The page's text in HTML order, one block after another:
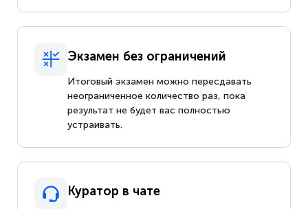
Экзамен без ограничений
Итоговый экзамен можно пересдавать
неограниченное количество раз, пока
результат не будет вас полностью
устраивать.
Куратор в чате